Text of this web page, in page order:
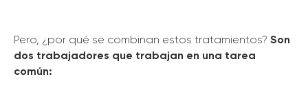
Pero, ¿por qué se combinan estos tratamientos? Son
dos trabajadores que trabajan en una tarea
común: